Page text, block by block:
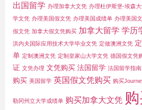
出国留学 办理加拿大文凭 办理杜伊斯堡-埃森
学文凭 办理美国假文凭 办理美国成绩单 办理美国
假文凭 加拿大假文凭购买 加拿大留学 学历
洪内夫国际应用技术大学毕业文凭 定做澳洲文凭
单 定制澳洲文凭 定制皇家山大学文凭 德国假文凭
证 文凭办理 文凭购买 法国留学 法国留学指南
购买 美国留学 英国假文凭购买 购买
勒冈州立大学成绩单 购买加拿大文凭